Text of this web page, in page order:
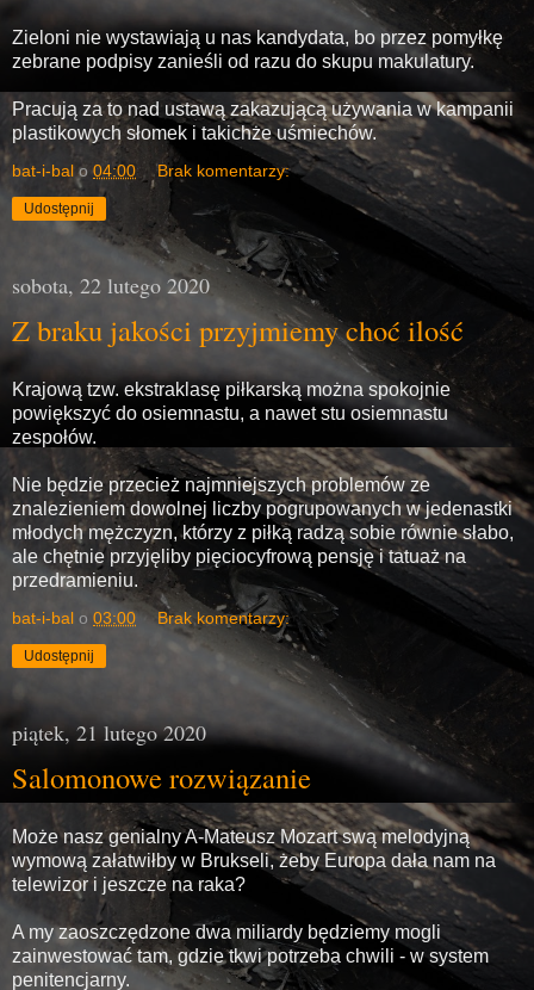
Zieloni nie wystawiają u nas kandydata, bo przez pomyłkę
zebrane podpisy zanieśli od razu do skupu makulatury.
Pracują za to nad ustawą zakazującą używania w kampanii
plastikowych słomek i takichże uśmiechów.
bat-i-bal o 04:00 Brak komentarzy:
Udostępnij
sobota, 22 lutego 2020
Z braku jakości przyjmiemy choć ilość
Krajową tzw. ekstraklasę piłkarską można spokojnie
powiększyć do osiemnastu, a nawet stu osiemnastu
zespołów.
Nie będzie przecież najmniejszych problemów ze
znalezieniem dowolnej liczby pogrupowanych w jedenastki
młodych mężczyzn, którzy z piłką radzą sobie równie słabo,
ale chętnie przyjęliby pięciocyfrową pensję i tatuaż na
przedramieniu.
bat-i-bal o 03:00 Brak komentarzy:
Udostępnij
piątek, 21 lutego 2020
Salomonowe rozwiązanie
Może nasz genialny A-Mateusz Mozart swą melodyjną
wymową załatwiłby w Brukseli, żeby Europa dała nam na
telewizor i jeszcze na raka?
A my zaoszczędzone dwa miliardy będziemy mogli
zainwestować tam, gdzie tkwi potrzeba chwili - w system
penitencjarny.